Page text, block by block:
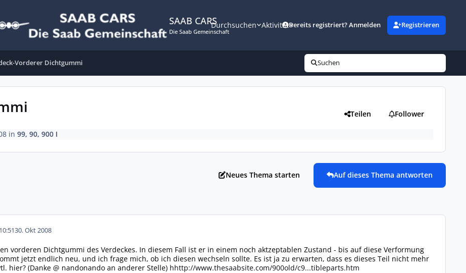
SAAB CARS
Die Saab Gemeinschaft
Durchsuchen AktivitätBereits registriert? Anmelden Registrieren
Vorderer Dichtgummi Suchen
Teilen Follower
in 99, 90, 900 I
Neues Thema starten Auf dieses Thema antworten
30. Okt 2008
vorderen Dichtgummi des Verdeckes. In diesem Fall ist er in einem noch aktzeptablen Zustand - bis auf diese Verformung
jetzt endlich neu, und ich frage mich, ob ich diesen wechseln sollte. Es ist ja zu erwarten, dass es dieses Teil nicht mehr
hier? (Danke @ nandonando an anderer Stelle) hhttp://www.thesaabsite.com/900old/c9...tibleparts.htm